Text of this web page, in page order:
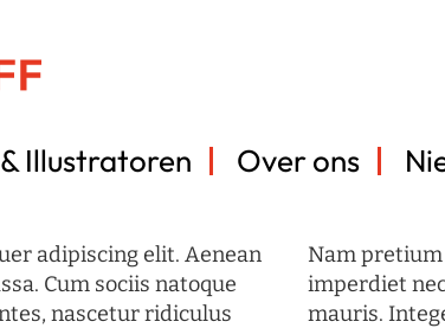
Illustratoren Over ons
adipiscing elit. Aenean
Cum sociis natoque
nascetur ridiculus
Nam
imperdiet
mauris.